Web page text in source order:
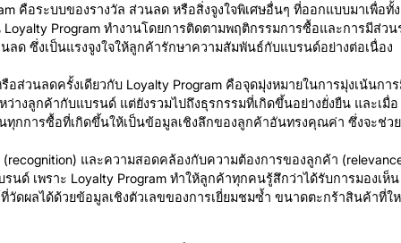
คือระบบของรางวัล ส่วนลด หรือสิ่งจูงใจพิเศษอื่นๆ ที่ออกแบบมาเพื่อ
Program ทำงานโดยการติดตามพฤติกรรมการซื้อและการมีส่ว
ลด ซึ่งเป็นแรงจูงใจให้ลูกค้ารักษาความสัมพันธ์กับแบรนด์อย่างต่อเนื่อง
ส่วนลดครั้งเดียวกับ Loyalty Program คือจุดมุ่งหมายในการมุ่งเน้นกา
างลูกค้ากับแบรนด์ แต่ยังรวมไปถึงธุรกรรมที่เกิดขึ้นอย่างยั่งยืน และเมื่
ทุกการซื้อที่เกิดขึ้นให้เป็นข้อมูลเชิงลึกของลูกค้าอันทรงคุณค่า ซึ่งจะช่ว
และความสอดคล้องกับความต้องการของลูกค้า
นด์ เพราะ Loyalty Program ทำให้ลูกค้าทุกคนรู้สึกว่าได้รับการมอง
ที่วัดผลได้ด้วยข้อมูลเชิงตัวเลขของการเยี่ยมชมซ้ำ ขนาดตะกร้าสินค้า